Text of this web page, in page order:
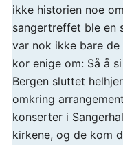
ikke historien noe
sangertreffet ble en
var nok ikke bare de
kor enige om: Så å
Bergen sluttet
omkring
konserter i
kirkene, og de kom